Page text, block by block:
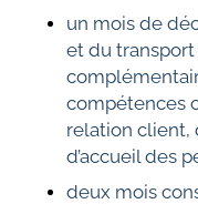
un mois de
et du
compétences
relation client,
d’accueil des
deux mois